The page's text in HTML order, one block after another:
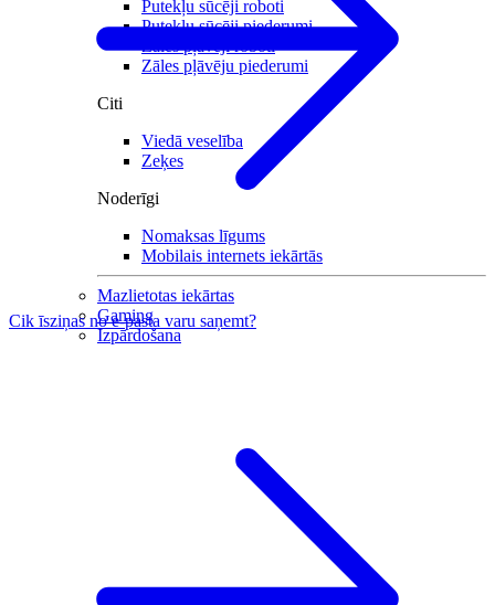
Putekļu sūcēji roboti
Putekļu sūcēji piederumi
Zāles pļāvēji roboti
Zāles pļāvēju piederumi
Citi
Viedā veselība
Zeķes
Noderīgi
Nomaksas līgums
Mobilais internets iekārtās
Mazlietotas iekārtas
Gaming
Izpārdošana
Cik īsziņas no e-pasta varu saņemt?